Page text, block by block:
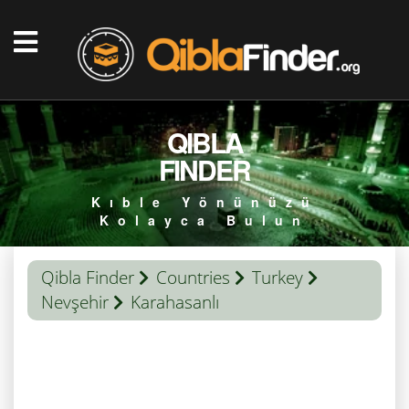
QIBLA
FINDER
Kıble Yönünüzü
Kolayca Bulun
Qibla Finder Countries
Turkey
Nevşehir
Karahasanlı